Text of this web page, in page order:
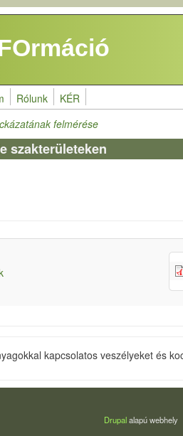
Rólunk
KÉR
felmérése
szakterületeken
kapcsolatos veszélyeket és
Drupalalapú webhely